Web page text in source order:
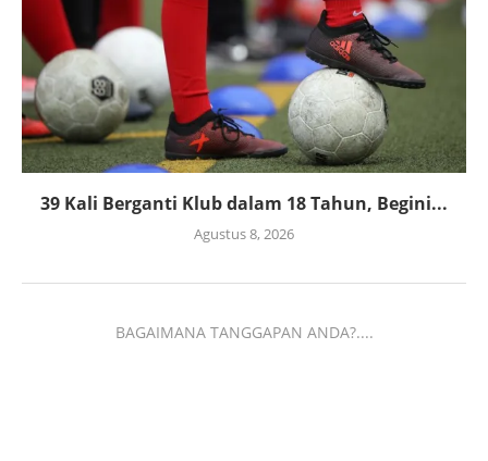
39 Kali Berganti Klub dalam 18 Tahun, Begini...
Agustus 8, 2026
BAGAIMANA TANGGAPAN ANDA?....